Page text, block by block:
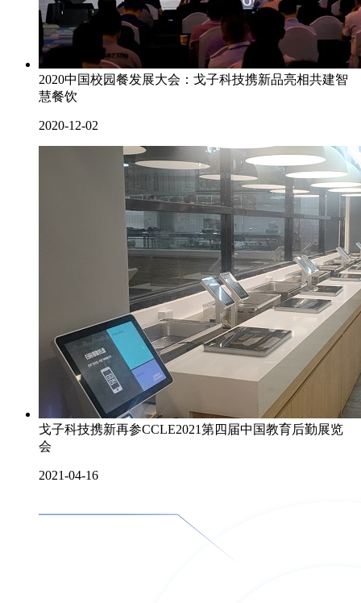
2020中国校园餐发展大会：戈子科技携新品亮相共建智
慧餐饮
2020-12-02
戈子科技携新再参CCLE2021第四届中国教育后勤展览
会
2021-04-16